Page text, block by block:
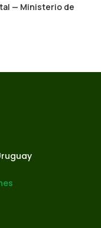
— Ministerio de